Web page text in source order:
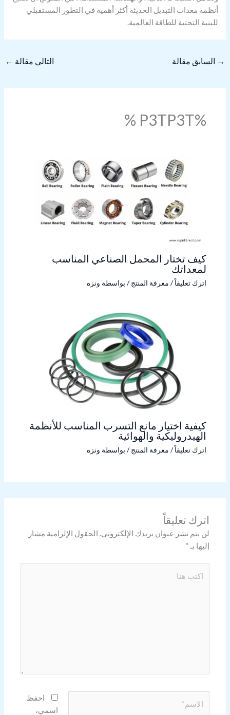
أنظمة معدات التبديل الحديثة أكثر أهمية في التطور المستقبلي
للبنية التحتية للطاقة العالمية.
→ السابق مقالة التالي مقالة ←
%P3TP3T %
كيف تختار المحمل الصناعي المناسب
لمعداتك
اترك تعليقاً/ معرفة المنتج/ بواسطة ونزه
كيفية اختيار مانع التسرب المناسب للأنظمة
الهيدروليكية والهوائية
اترك تعليقاً/ معرفة المنتج/ بواسطة ونزه
اترك تعليقاً
لن يتم نشر عنوان بريدك الإلكتروني. الحقول الإلزامية مشار
إليها بـ *
هنا
احفظ
اسمي،